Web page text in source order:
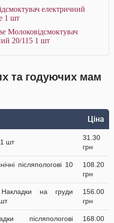
електричний
1 шт
Молоковідсмоктувач
20/115 1 шт
та годуючих мам
Ціна
шт
31.30
грн
післяпологові 10
108.20
грн
на груди
156.00
грн
післяпологові
168.00